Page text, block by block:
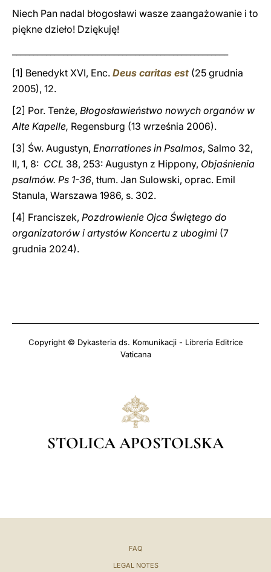
Niech Pan nadal błogosławi wasze zaangażowanie i to
piękne dzieło! Dziękuję!
[1] Benedykt XVI, Enc. Deus caritas est (25 grudnia
2005), 12.
[2] Por. Tenże, Błogosławieństwo nowych organów w
Alte Kapelle, Regensburg (13 września 2006).
[3] Św. Augustyn, Enarrationes in Psalmos, Salmo 32,
II, 1, 8: CCL 38, 253: Augustyn z Hippony, Objaśnienia
psalmów. Ps 1-36, tłum. Jan Sulowski, oprac. Emil
Stanula, Warszawa 1986, s. 302.
[4] Franciszek, Pozdrowienie Ojca Świętego do
organizatorów i artystów Koncertu z ubogimi (7
grudnia 2024).
Copyright © Dykasteria ds. Komunikacji - Libreria Editrice
Vaticana
STOLICA APOSTOLSKA
FAQ
LEGAL NOTES